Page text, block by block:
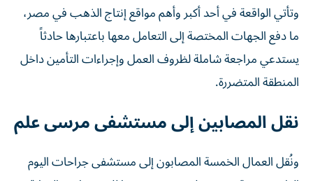
وتأتي الواقعة في أحد أكبر وأهم مواقع إنتاج الذهب في مصر،
ما دفع الجهات المختصة إلى التعامل معها باعتبارها حادثاً
يستدعي مراجعة شاملة لظروف العمل وإجراءات التأمين داخل
المنطقة المتضررة.
نقل المصابين إلى مستشفى مرسى علم
ونُقل العمال الخمسة المصابون إلى مستشفى جراحات اليوم